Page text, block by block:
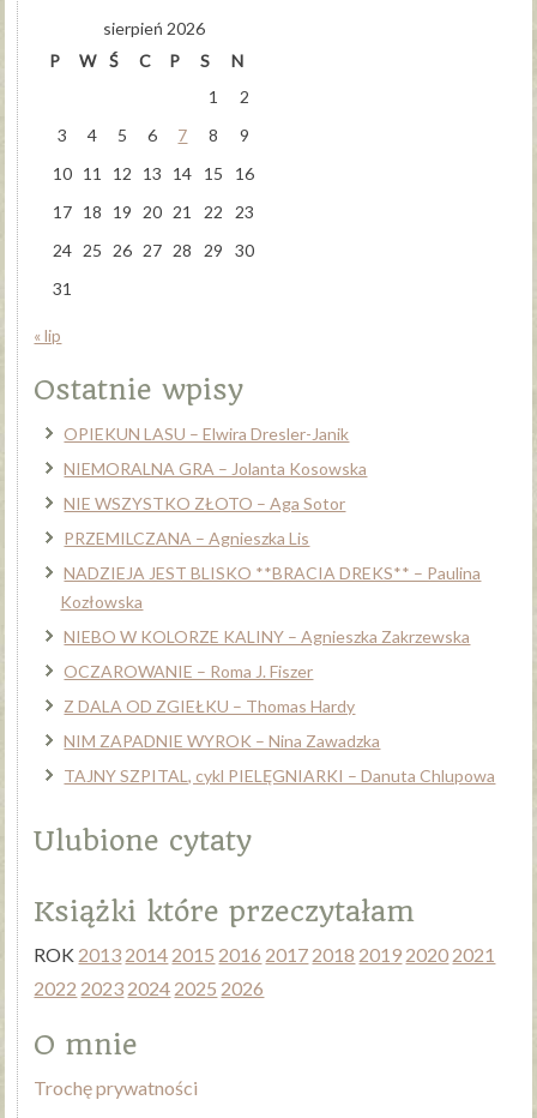
sierpień 2026
P
W Ś C P S
N
1
2
3
4 5 6 7 8
9
10 11 12 13 14 15
16
17 18 19 20 21 22
23
24 25 26 27 28 29
30
31
« lip
Ostatnie wpisy
OPIEKUN LASU – Elwira Dresler-Janik
NIEMORALNA GRA – Jolanta Kosowska
NIE WSZYSTKO ZŁOTO – Aga Sotor
PRZEMILCZANA – Agnieszka Lis
NADZIEJA JEST BLISKO **BRACIA DREKS** – Paulina
Kozłowska
NIEBO W KOLORZE KALINY – Agnieszka Zakrzewska
OCZAROWANIE – Roma J. Fiszer
Z DALA OD ZGIEŁKU – Thomas Hardy
NIM ZAPADNIE WYROK – Nina Zawadzka
TAJNY SZPITAL, cykl PIELĘGNIARKI – Danuta Chlupowa
Ulubione cytaty
Książki które przeczytałam
ROK 2013 2014 2015 2016 2017 2018 2019 2020 2021
2022 2023 2024 2025 2026
O mnie
Trochę prywatności